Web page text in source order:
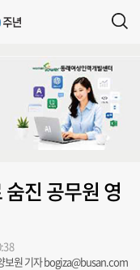
진 공무원 영
보원 기자 bogiza@busan.com